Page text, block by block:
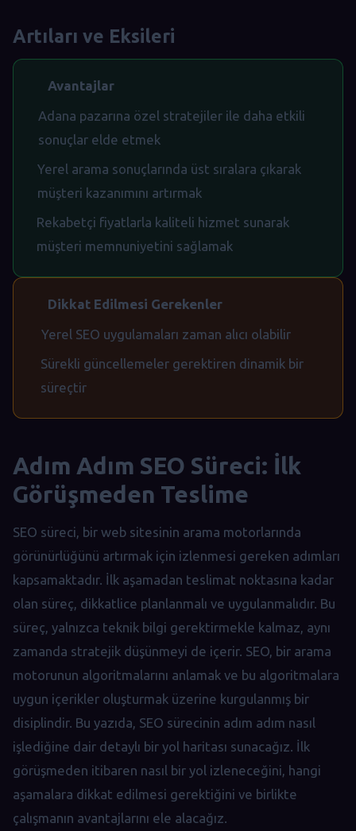
Artıları ve Eksileri
Avantajlar
Adana pazarına özel stratejiler ile daha etkili
sonuçlar elde etmek
Yerel arama sonuçlarında üst sıralara çıkarak
müşteri kazanımını artırmak
Rekabetçi fiyatlarla kaliteli hizmet sunarak
müşteri memnuniyetini sağlamak
Dikkat Edilmesi Gerekenler
Yerel SEO uygulamaları zaman alıcı olabilir
Sürekli güncellemeler gerektiren dinamik bir
süreçtir
Adım Adım SEO Süreci: İlk
Görüşmeden Teslime
SEO süreci, bir web sitesinin arama motorlarında
görünürlüğünü artırmak için izlenmesi gereken adımları
kapsamaktadır. İlk aşamadan teslimat noktasına kadar
olan süreç, dikkatlice planlanmalı ve uygulanmalıdır. Bu
süreç, yalnızca teknik bilgi gerektirmekle kalmaz, aynı
zamanda stratejik düşünmeyi de içerir. SEO, bir arama
motorunun algoritmalarını anlamak ve bu algoritmalara
uygun içerikler oluşturmak üzerine kurgulanmış bir
disiplindir. Bu yazıda, SEO sürecinin adım adım nasıl
işlediğine dair detaylı bir yol haritası sunacağız. İlk
görüşmeden itibaren nasıl bir yol izleneceğini, hangi
aşamalara dikkat edilmesi gerektiğini ve birlikte
çalışmanın avantajlarını ele alacağız.